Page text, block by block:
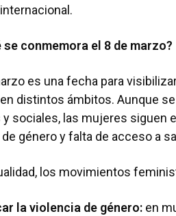
se conmemora el 8 de marzo?
es una fecha para
distintos ámbitos. Aunque
y sociales, las mujeres siguen
género y falta de acceso a
los movimientos
la violencia de género: en